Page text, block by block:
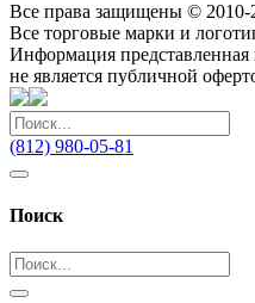
Все права защищены ©
Все торговые марки и
Информация представленная
не является публичной
(812) 980-05-81
Поиск